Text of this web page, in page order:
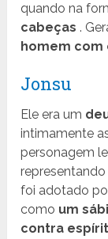
quando na
cabeças .
homem
Jonsu
Ele era um
intimamente
personagem
foi adotado
como um
contra